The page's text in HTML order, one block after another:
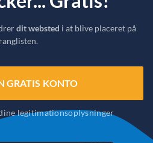
dit websted i at blive placeret på
ranglisten.
GRATIS KONTO
legitimationsoplysninger